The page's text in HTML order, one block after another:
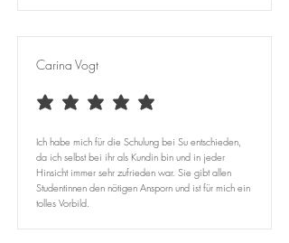
Carina Vogt
average rating is 5 out of 5
Ich habe mich für die Schulung bei Su entschieden,
da ich selbst bei ihr als Kundin bin und in jeder
Hinsicht immer sehr zufrieden war. Sie gibt allen
Studentinnen den nötigen Ansporn und ist für mich ein
tolles Vorbild.